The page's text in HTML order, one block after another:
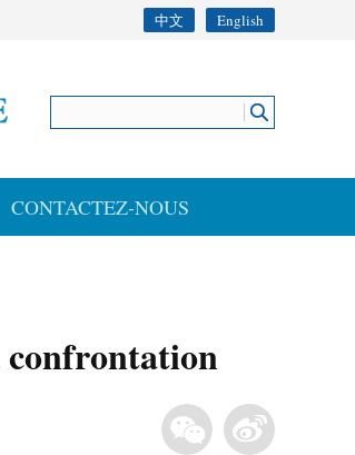
中文 English
CONTACTEZ-NOUS